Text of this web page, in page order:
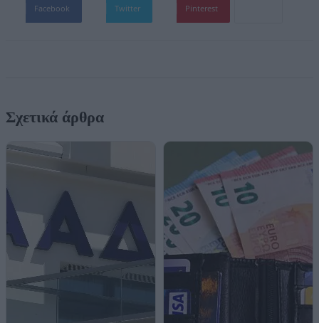
Facebook Twitter Pinterest
Σχετικά άρθρα